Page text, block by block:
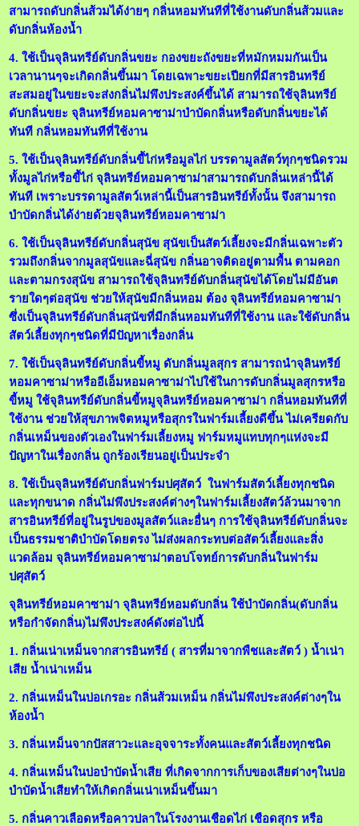
สามารถดับกลิ่นส้วมได้ง่ายๆ กลิ่นหอมทันทีที่ใช้งานดับกลิ่นส้วมและ
ดับกลิ่นห้องน้ำ
4. ใช้เป็นจุลินทรีย์ดับกลิ่นขยะ กองขยะถังขยะที่หมักหมมกันเป็น
เวลานานๆจะเกิดกลิ่นขึ้นมา โดยเฉพาะขยะเปียกที่มีสารอินทรีย์
สะสมอยู่ในขยะจะส่งกลิ่นไม่พึงประสงค์ขึ้นได้ สามารถใช้จุลินทรีย์
ดับกลิ่นขยะ จุลินทรีย์หอมคาซาม่าบำบัดกลิ่นหรือดับกลิ่นขยะได้
ทันที กลิ่นหอมทันทีที่ใช้งาน
5. ใช้เป็นจุลินทรีย์ดับกลิ่นขี้ไก่หรือมูลไก่ บรรดามูลสัตว์ทุกๆชนิดรวม
ทั้งมูลไก่หรือขี้ไก่ จุลินทรีย์หอมคาซาม่าสามารถดับกลิ่นเหล่านี้ได้
ทันที เพราะบรรดามูลสัตว์เหล่านี้เป็นสารอินทรีย์ทั้งนั้น จึงสามารถ
บำบัดกลิ่นได้ง่ายด้วยจุลินทรีย์หอมคาซาม่า
6. ใช้เป็นจุลินทรีย์ดับกลิ่นสุนัข สุนัขเป็นสัตว์เลี้ยงจะมีกลิ่นเฉพาะตัว
รวมถึงกลิ่นจากมูลสุนัขและฉี่สุนัข กลิ่นอาจติดอยู่ตามพื้น ตามคอก
และตามกรงสุนัข สามารถใช้จุลินทรีย์ดับกลิ่นสุนัขได้โดยไม่มีอันต
รายใดๆต่อสุนัข ช่วยให้สุนัขมีกลิ่นหอม ต้อง จุลินทรีย์หอมคาซาม่า
ซึ่งเป็นจุลินทรีย์ดับกลิ่นสุนัขที่มีกลิ่นหอมทันทีที่ใช้งาน และใช้ดับกลิ่น
สัตว์เลี้ยงทุกๆชนิดที่มีปัญหาเรื่องกลิ่น
7. ใช้เป็นจุลินทรีย์ดับกลิ่นขี้หมู ดับกลิ่นมูลสุกร สามารถนำจุลินทรีย์
หอมคาซาม่าหรืออีเอ็มหอมคาซาม่าไปใช้ในการดับกลิ่นมูลสุกรหรือ
ขี้หมู ใช้จุลินทรีย์ดับกลิ่นขี้หมูจุลินทรีย์หอมคาซาม่า กลิ่นหอมทันทีที่
ใช้งาน ช่วยให้สุขภาพจิตหมูหรือสุกรในฟาร์มเลี้ยงดีขึ้น ไม่เครียดกับ
กลิ่นเหม็นของตัวเองในฟาร์มเลี้ยงหมู ฟาร์มหมูแทบทุกๆแห่งจะมี
ปัญหาในเรื่องกลิ่น ถูกร้องเรียนอยู่เป็นประจำ
8. ใช้เป็นจุลินทรีย์ดับกลิ่นฟาร์มปศุสัตว์ ในฟาร์มสัตว์เลี้ยงทุกชนิด
และทุกขนาด กลิ่นไม่พึงประสงค์ต่างๆในฟาร์มเลี้ยงสัตว์ล้วนมาจาก
สารอินทรีย์ที่อยู่ในรูปของมูลสัตว์และอื่นๆ การใช้จุลินทรีย์ดับกลิ่นจะ
เป็นธรรมชาติบำบัดโดยตรง ไม่ส่งผลกระทบต่อสัตว์เลี้ยงและสิ่ง
แวดล้อม จุลินทรีย์หอมคาซาม่าตอบโจทย์การดับกลิ่นในฟาร์ม
ปศุสัตว์
จุลินทรีย์หอมคาซาม่า จุลินทรีย์หอมดับกลิ่น ใช้บำบัดกลิ่น(ดับกลิ่น
หรือกำจัดกลิ่น)ไม่พึงประสงค์ดังต่อไปนี้
1. กลิ่นเน่าเหม็นจากสารอินทรีย์ ( สารที่มาจากพืชและสัตว์ ) น้ำเน่า
เสีย น้ำเน่าเหม็น
2. กลิ่นเหม็นในบ่อเกรอะ กลิ่นส้วมเหม็น กลิ่นไม่พึงประสงค์ต่างๆใน
ห้องน้ำ
3. กลิ่นเหม็นจากปัสสาวะและอุจจาระทั้งคนและสัตว์เลี้ยงทุกชนิด
4. กลิ่นเหม็นในบ่อบำบัดน้ำเสีย ที่เกิดจากการเก็บของเสียต่างๆในบ่อ
บำบัดน้ำเสียทำให้เกิดกลิ่นเน่าเหม็นขึ้นมา
5. กลิ่นคาวเลือดหรือคาวปลาในโรงงานเชือดไก่ เชือดสุกร หรือ